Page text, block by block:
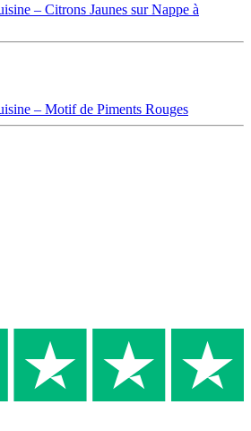
– Citrons Jaunes sur Nappe à
– Motif de Piments Rouges